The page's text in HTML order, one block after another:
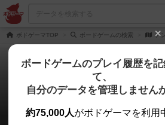
ボドゲーマTOP ボードゲームの検索 ア
アンファン
2店のカフェ/スペースが
ボードゲームのプレイ履歴を記
て、
自分のデータを管理しません
約75,000人がボドゲーマを利用